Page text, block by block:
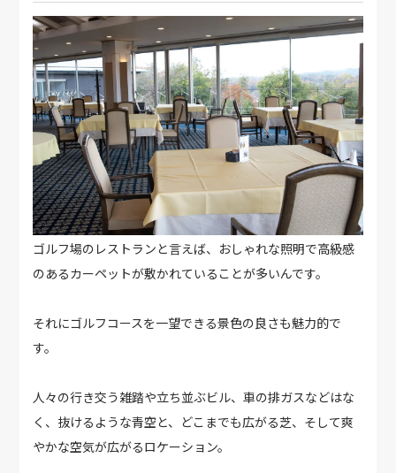
ゴルフ場のレストランと言えば、おしゃれな照明で高級感
のあるカーペットが敷かれていることが多いんです。
それにゴルフコースを一望できる景色の良さも魅力的で
す。
人々の行き交う雑踏や立ち並ぶビル、車の排ガスなどはな
く、抜けるような青空と、どこまでも広がる芝、そして爽
やかな空気が広がるロケーション。